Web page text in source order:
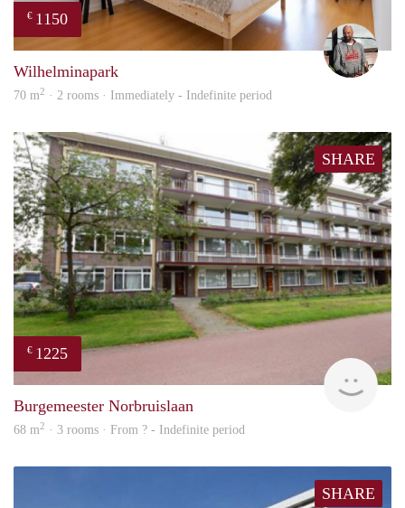
€ 1150
Wilhelminapark
70 m2 · 2 rooms · Immediately - Indefinite period
SHARE
€ 1225
Burgemeester Norbruislaan
68 m2 · 3 rooms · From ? - Indefinite period
SHARE